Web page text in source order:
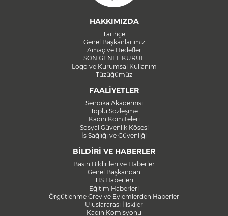
HAKKIMIZDA
Tarihçe
Genel Başkanlarımız
Amaç ve Hedefler
SON GENEL KURUL
Logo ve Kurumsal Kullanım
Tüzüğümüz
FAALİYETLER
Sendika Akademisi
Toplu Sözleşme
Kadın Komiteleri
Sosyal Güvenlik Köşesi
İş Sağlığı ve Güvenliği
BİLDİRİ VE HABERLER
Basın Bildirileri ve Haberler
Genel Başkandan
TİS Haberleri
Eğitim Haberleri
Örgütlenme Grev ve Eylemlerden Haberler
Uluslararası İlişkiler
Kadın Komisyonu